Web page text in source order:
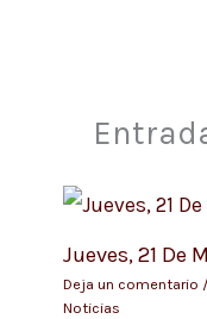
Jueves, 21 De
Deja un comentario /
Noticias